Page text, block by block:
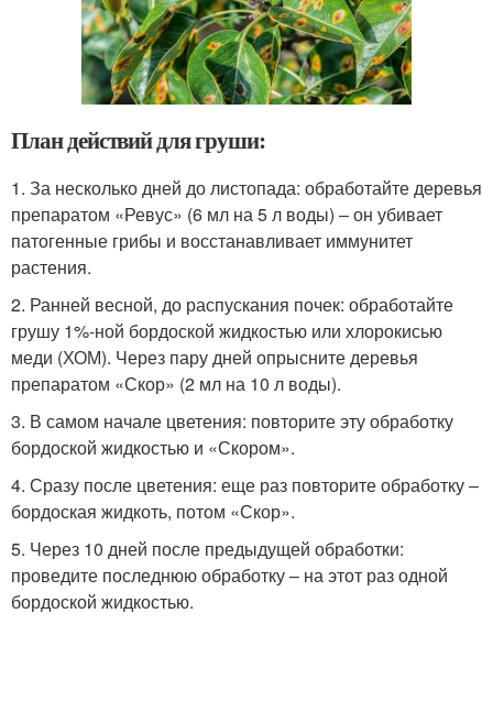
План действий для груши:
1. За несколько дней до листопада: обработайте деревья
препаратом «Ревус» (6 мл на 5 л воды) – он убивает
патогенные грибы и восстанавливает иммунитет
растения.
2. Ранней весной, до распускания почек: обработайте
грушу 1%-ной бордоской жидкостью или хлорокисью
меди (ХОМ). Через пару дней опрысните деревья
препаратом «Скор» (2 мл на 10 л воды).
3. В самом начале цветения: повторите эту обработку
бордоской жидкостью и «Скором».
4. Сразу после цветения: еще раз повторите обработку –
бордоская жидкоть, потом «Скор».
5. Через 10 дней после предыдущей обработки:
проведите последнюю обработку – на этот раз одной
бордоской жидкостью.